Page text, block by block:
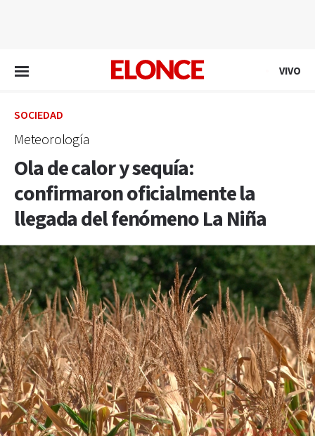
VIVO
SOCIEDAD
Meteorología
Ola de calor y sequía:
confirmaron oficialmente la
llegada del fenómeno La Niña